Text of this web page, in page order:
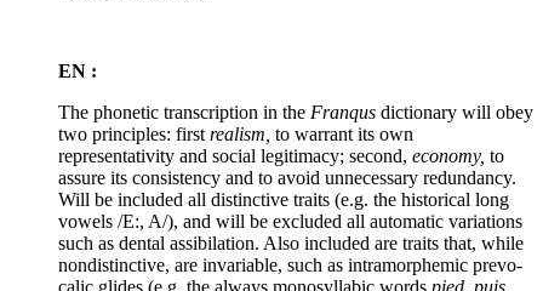
EN :
The phonetic transcription in the Franqus dictionary will obey
two principles: first realism, to warrant its own
representativity and social legitimacy; second, economy, to
assure its consistency and to avoid unnecessary redundancy.
Will be included all distinctive traits (e.g. the historical long
vowels /E:, A/), and will be excluded all automatic variations
such as dental assibilation. Also included are traits that, while
nondistinctive, are invariable, such as intramorphemic prevo-
calic glides (e.g. the always monosyllabic words pied, puis,